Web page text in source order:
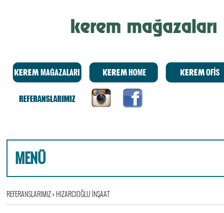
MENÜ
REFERANSLARIMIZ›HIZARCIOĞLU İNŞAAT